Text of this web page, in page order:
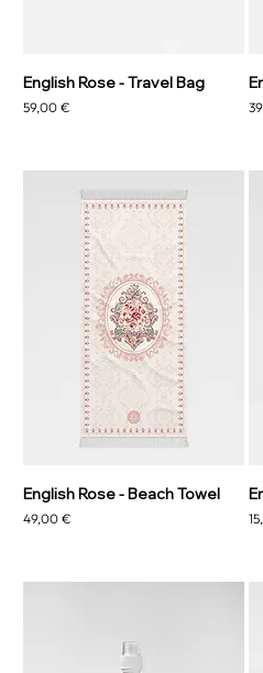
English Rose - Travel Bag
Precio
59,00 €
English Rose - Beach Towel
Precio
49,00 €